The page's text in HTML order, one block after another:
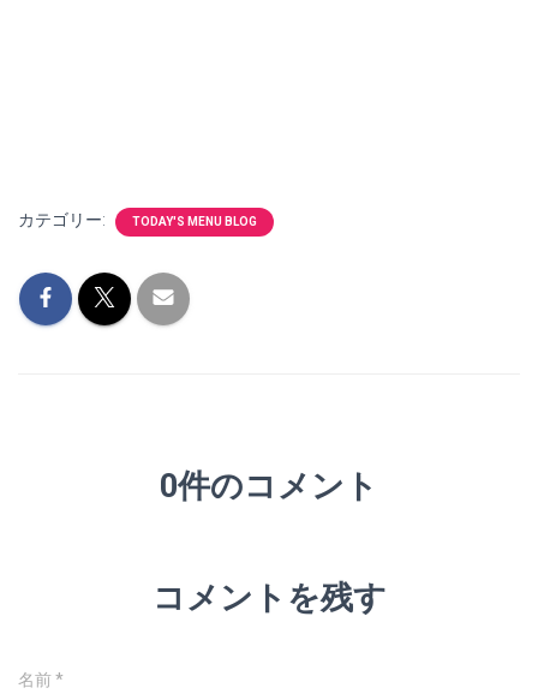
カテゴリー: TODAY'S MENU BLOG
0件のコメント
コメントを残す
名前*